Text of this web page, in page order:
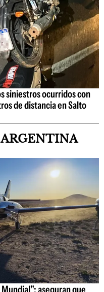
siniestros ocurridos con
de distancia en Salto
aseguran que